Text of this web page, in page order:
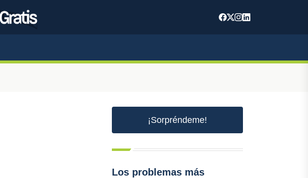
¡Sorpréndeme!
Los problemas más